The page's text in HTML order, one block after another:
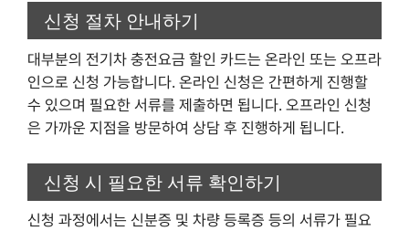
신청 절차 안내하기
대부분의 전기차 충전요금 할인 카드는 온라인 또는 오프라
인으로 신청 가능합니다. 온라인 신청은 간편하게 진행할
수 있으며 필요한 서류를 제출하면 됩니다. 오프라인 신청
은 가까운 지점을 방문하여 상담 후 진행하게 됩니다.
신청 시 필요한 서류 확인하기
신청 과정에서는 신분증 및 차량 등록증 등의 서류가 필요